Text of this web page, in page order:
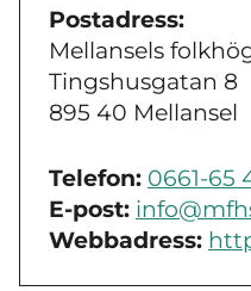
Postadress:
Mellansels
Tingshusgatan 8
895 40 Mellansel
Telefon: 0661-65
E-post:
Webbadress: